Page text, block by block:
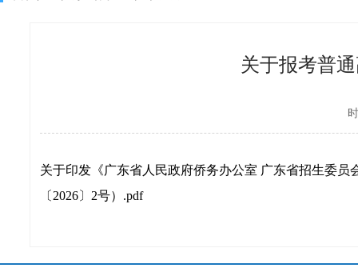
关于报考普
关于印发《广东省人民政府侨务办公室 广东省招生委
〔2026〕2号）.pdf